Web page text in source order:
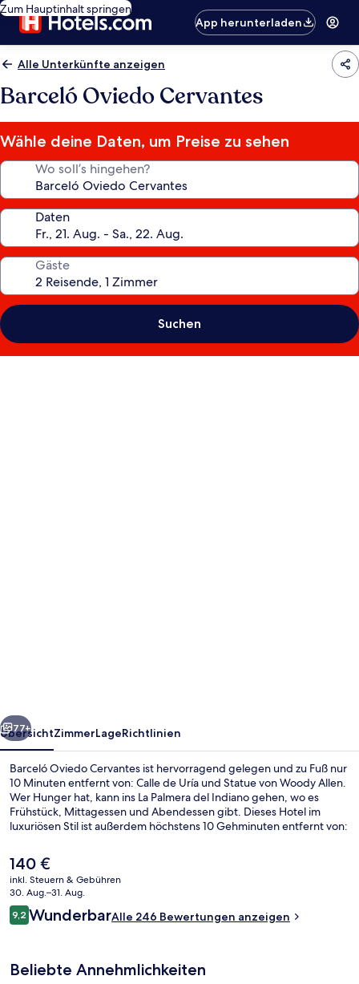
Zum Hauptinhalt springen
App herunterladen
Alle Unterkünfte anzeigen
Barceló Oviedo Cervantes
Wähle deine Daten, um Preise zu sehen
Wo soll’s hingehen?
Daten
Gäste
Suchen
Weiter
77+
ÜbersichtZimmerLageRichtlinien
Barceló Oviedo Cervantes ist hervorragend gelegen und zu Fuß nur
10 Minuten entfernt von: Calle de Uría und Statue von Woody Allen.
Wer Hunger hat, kann ins La Palmera del Indiano gehen, wo es
Frühstück, Mittagessen und Abendessen gibt. Dieses Hotel im
luxuriösen Stil ist außerdem höchstens 10 Gehminuten entfernt von:
lieben das hilfsbereite Personal.
Der
aktuelle
Preis
beträgt
140 €.
140 €
inkl. Steuern & Gebühren
30. Aug.–31. Aug.
Bewertungen
9,29,2 von 10.
WunderbarAlle 246 Bewertungen anzeigen
Beliebte Annehmlichkeiten